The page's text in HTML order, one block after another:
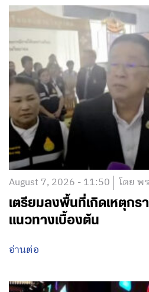
August 7, 2026 - 11:50 โดย พ
เตรียมลงพื้นที่เกิดเหตุก
แนวทางเบื้องต้น
อ่านต่อ